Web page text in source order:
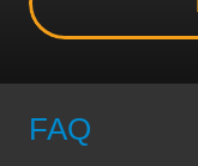
FAQ